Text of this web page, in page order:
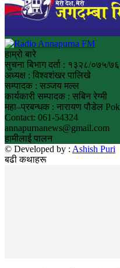
हाम्रो बारे
सुचना बिभाग दर्ता : १३२८/०७५/७६
अध्यक्ष : विश्वशंखर पालिखे
सम्पादक : सञ्जय मल्ल
कार्यकारी सम्पादक : सबिन रेग्मी
महा–प्रबन्धक : नारायण पौडेल
Contact: 061-54324
annapurnanews@gmail.com
हामीलाई पालन
© Developed by : Ashish Puri
बढी कथाहरू